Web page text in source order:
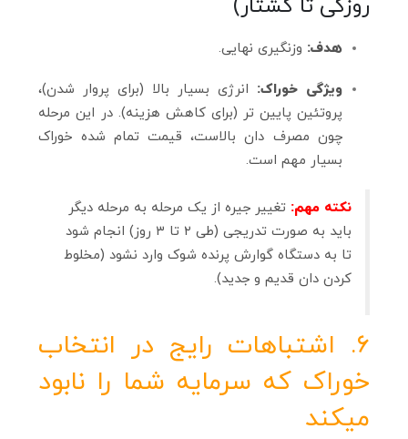
روزگی تا کشتار)
هدف: وزنگیری نهایی.
ویژگی خوراک: انرژی بسیار بالا (برای پروار شدن)،
پروتئین پایین‌ تر (برای کاهش هزینه). در این مرحله
چون مصرف دان بالاست، قیمت تمام شده خوراک
بسیار مهم است.
نکته مهم: تغییر جیره از یک مرحله به مرحله دیگر
باید به صورت تدریجی (طی ۲ تا ۳ روز) انجام شود
تا به دستگاه گوارش پرنده شوک وارد نشود (مخلوط
کردن دان قدیم و جدید).
۶. اشتباهات رایج در انتخاب
خوراک که سرمایه شما را نابود
میکند